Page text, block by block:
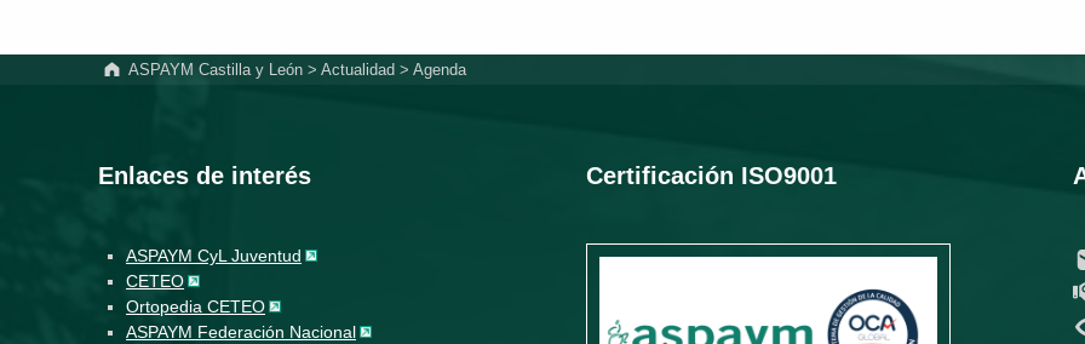
ASPAYM Castilla y León> Actualidad > Agenda
Enlaces de interés
ASPAYM CyL Juventud
CETEO
Ortopedia CETEO
ASPAYM Federación Nacional
Certificación ISO9001